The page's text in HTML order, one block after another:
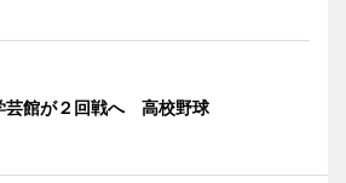
芸館が２回戦へ 高校野球